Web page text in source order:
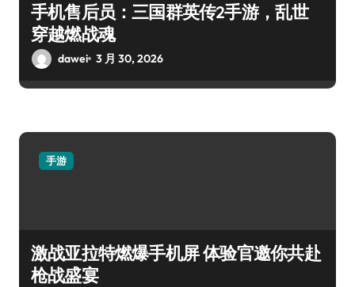
手机售后员：三国群英传2手游，乱世
穿越燃战魂
dawei 3 月 30, 2026
手游
激战亚拉特燃爆手机屏 体验官邀你共赴
枪战盛宴